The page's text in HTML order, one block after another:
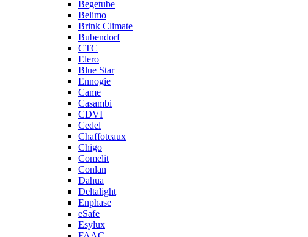
Begetube
Belimo
Brink Climate
Bubendorf
CTC
Elero
Blue Star
Ennogie
Came
Casambi
CDVI
Cedel
Chaffoteaux
Chigo
Comelit
Conlan
Dahua
Deltalight
Enphase
eSafe
Esylux